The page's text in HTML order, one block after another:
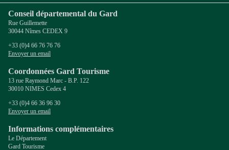
Conseil départemental du Gard
Rue Guillemette
30044 Nîmes CEDEX 9
+33 (0)4 66 76 76 76
Envoyer un email
Coordonnées Gard Tourisme
13 rue Raymond Marc - B.P. 122
30010 NIMES Cedex 4
+33 (0)4 66 36 96 30
Envoyer un email
Informations complémentaires
Le Département
Gard Tourisme